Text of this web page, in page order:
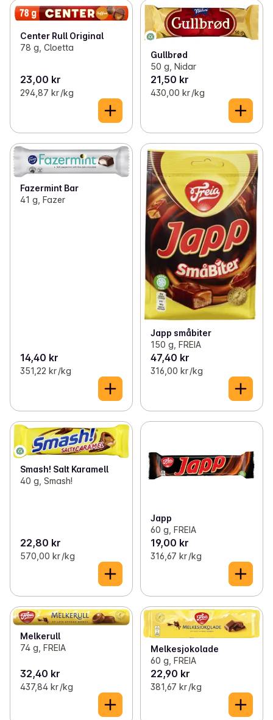
Center Rull Original
78 g, Cloetta
23,00 kr
294,87 kr /kg
Gullbrød
50 g, Nidar
21,50 kr
430,00 kr /kg
Fazermint Bar
41 g, Fazer
14,40 kr
351,22 kr /kg
Japp småbiter
150 g, FREIA
47,40 kr
316,00 kr /kg
Smash! Salt Karamell
40 g, Smash!
22,80 kr
570,00 kr /kg
Japp
60 g, FREIA
19,00 kr
316,67 kr /kg
Melkerull
74 g, FREIA
32,40 kr
437,84 kr /kg
Melkesjokolade
60 g, FREIA
22,90 kr
381,67 kr /kg